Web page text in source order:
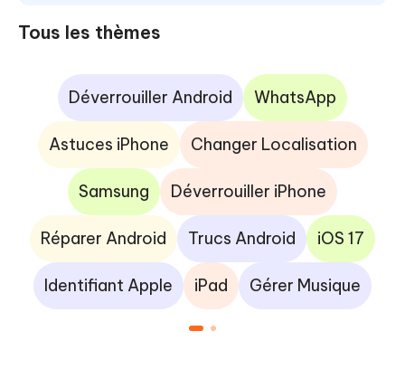
Tous les thèmes
Déverrouiller Android WhatsApp
Astuces iPhone Changer Localisation
Samsung Déverrouiller iPhone
Réparer Android Trucs Android iOS 17
Identifiant Apple iPad Gérer Musique